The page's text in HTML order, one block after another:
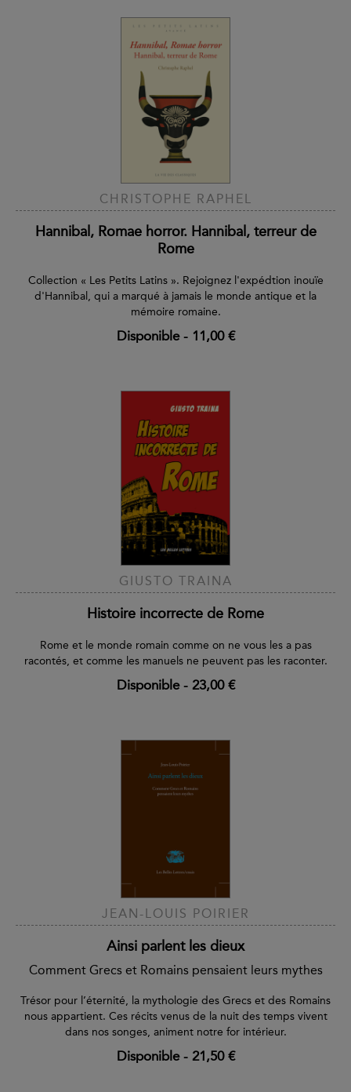
CHRISTOPHE RAPHEL
Hannibal, Romae horror. Hannibal, terreur de
Rome
Collection « Les Petits Latins ». Rejoignez l'expédtion inouïe
d'Hannibal, qui a marqué à jamais le monde antique et la
mémoire romaine.
Disponible- 11,00 €
GIUSTO TRAINA
Histoire incorrecte de Rome
Rome et le monde romain comme on ne vous les a pas
racontés, et comme les manuels ne peuvent pas les raconter.
Disponible- 23,00 €
JEAN-LOUIS POIRIER
Ainsi parlent les dieux
Comment Grecs et Romains pensaient leurs mythes
Trésor pour l’éternité, la mythologie des Grecs et des Romains
nous appartient. Ces récits venus de la nuit des temps vivent
dans nos songes, animent notre for intérieur.
Disponible- 21,50 €